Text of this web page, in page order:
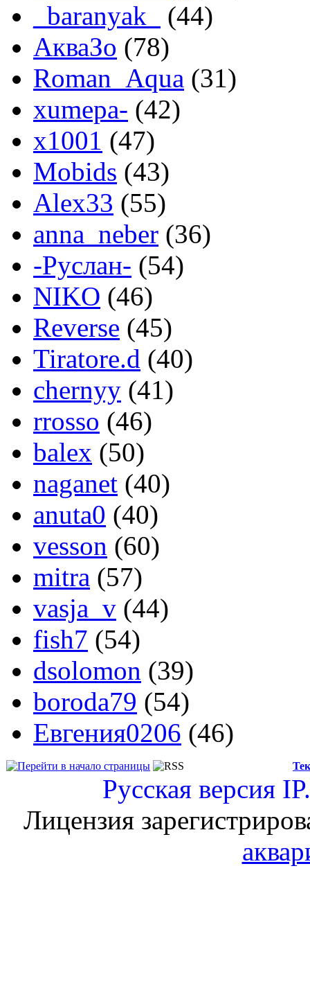
_baranyak_
(44)
АкваЗо (78)
Roman_Aqua (31)
xumepa- (42)
x1001 (47)
Mobids (43)
Alex33 (55)
anna_neber (36)
-Руслан- (54)
NIKO (46)
Reverse (45)
Tiratore.d (40)
chernyy (41)
rrosso (46)
balex (50)
naganet (40)
anuta0 (40)
vesson (60)
mitra (57)
vasja_v (44)
fish7 (54)
dsolomon (39)
boroda79 (54)
Евгения0206 (46)
Русская версия
Лицензия